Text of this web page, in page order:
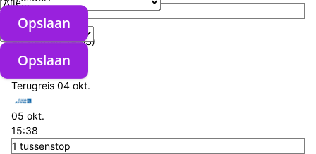
Verzorgingstype
Opslaan
Opslaan
17:10
Amsterdam (AMS)
09:45
Curacao (CUR)
Terugreis 04 okt.
05 okt.
15:38
1 tussenstop